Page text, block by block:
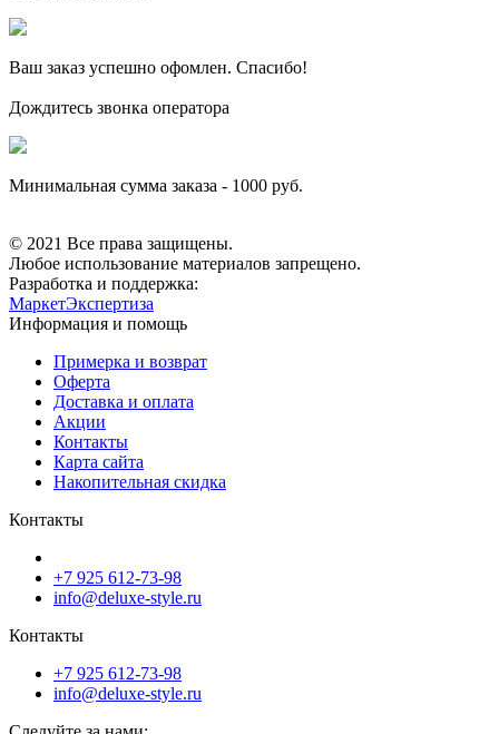
Ваш заказ успешно офомлен. Спасибо!
Дождитесь звонка оператора
Минимальная сумма заказа - 1000 руб.
© 2021 Все права защищены.
Любое использование материалов запрещено.
Разработка и поддержка:
МаркетЭкспертиза
Информация и помощь
Примерка и возврат
Оферта
Доставка и оплата
Акции
Контакты
Карта сайта
Накопительная скидка
Контакты
+7 925 612-73-98
info@deluxe-style.ru
Контакты
+7 925 612-73-98
info@deluxe-style.ru